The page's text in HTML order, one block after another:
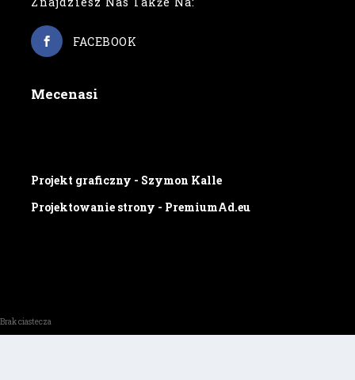
FACEBOOK
Mecenasi
Projekt graficzny - Szymon Kalle
Projektowanie strony - PremiumAd.eu
Brak ciastecza